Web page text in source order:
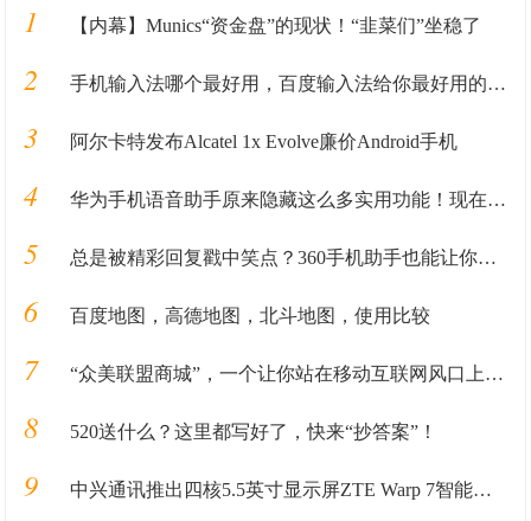
1 【内幕】Munics“资金盘”的现状！“韭菜们”坐稳了
2 手机输入法哪个最好用，百度输入法给你最好用的输入法全新体验
3 阿尔卡特发布Alcatel 1x Evolve廉价Android手机
4 华为手机语音助手原来隐藏这么多实用功能！现在知道，还不算太晚
5 总是被精彩回复戳中笑点？360手机助手也能让你秒变神回复
6 百度地图，高德地图，北斗地图，使用比较
7 “众美联盟商城”，一个让你站在移动互联网风口上的机会
8 520送什么？这里都写好了，快来“抄答案”！
9 中兴通讯推出四核5.5英寸显示屏ZTE Warp 7智能手机